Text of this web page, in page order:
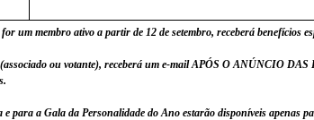
um membro ativo a partir de 12 de setembro, receberá benefícios
ou votante), receberá um e-mail APÓS O ANÚNCIO
para a Gala da Personalidade do Ano estarão disponíveis apenas